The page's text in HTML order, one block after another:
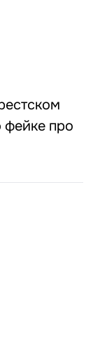
фейке про